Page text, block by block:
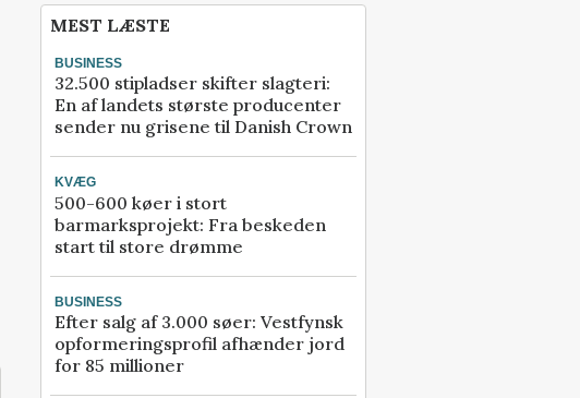
MEST LÆSTE
BUSINESS
32.500 stipladser skifter slagteri:
En af landets største producenter
sender nu grisene til Danish Crown
KVÆG
500-600 køer i stort
barmarksprojekt: Fra beskeden
start til store drømme
BUSINESS
Efter salg af 3.000 søer: Vestfynsk
opformeringsprofil afhænder jord
for 85 millioner